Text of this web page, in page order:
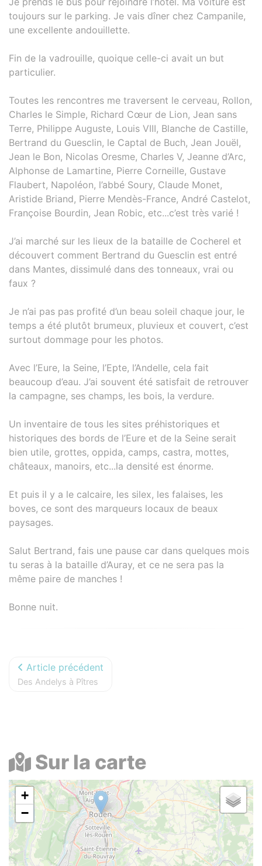
toujours sur le parking. Je vais dîner chez Campanile,
une excellente andouillette.
Fin de la vadrouille, quoique celle-ci avait un but
particulier.
Toutes les rencontres me traversent le cerveau, Rollon,
Charles le Simple, Richard Cœur de Lion, Jean sans
Terre, Philippe Auguste, Louis VIII, Blanche de Castille,
Bertrand du Guesclin, le Captal de Buch, Jean Jouël,
Jean le Bon, Nicolas Oresme, Charles V, Jeanne d’Arc,
Alphonse de Lamartine, Pierre Corneille, Gustave
Flaubert, Napoléon, l’abbé Soury, Claude Monet,
Aristide Briand, Pierre Mendès-France, André Castelot,
Françoise Bourdin, Jean Robic, etc...c’est très varié !
J’ai marché sur les lieux de la bataille de Cocherel et
découvert comment Bertrand du Guesclin est entré
dans Mantes, dissimulé dans des tonneaux, vrai ou
faux ?
Je n’ai pas pas profité d’un beau soleil chaque jour, le
temps a été plutôt brumeux, pluvieux et couvert, c’est
surtout dommage pour les photos.
Avec l’Eure, la Seine, l’Epte, l’Andelle, cela fait
beaucoup d’eau. J’ai souvent été satisfait de retrouver
la campagne, ses champs, les bois, la verdure.
Un inventaire de tous les sites préhistoriques et
historiques des bords de l’Eure et de la Seine serait
bien utile, grottes, oppida, camps, castra, mottes,
châteaux, manoirs, etc...la densité est énorme.
Et puis il y a le calcaire, les silex, les falaises, les
boves, ce sont des marqueurs locaux de beaux
paysages.
Salut Bertrand, fais une pause car dans quelques mois
tu seras à la bataille d’Auray, et ce ne sera pas la
même paire de manches !
Bonne nuit.
Article précédent
Des Andelys à Pîtres
Sur la carte
+
−